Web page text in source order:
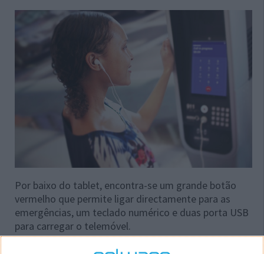
Por baixo do tablet, encontra-se um grande botão
vermelho que permite ligar directamente para as
emergências, um teclado numérico e duas porta USB
para carregar o telemóvel.